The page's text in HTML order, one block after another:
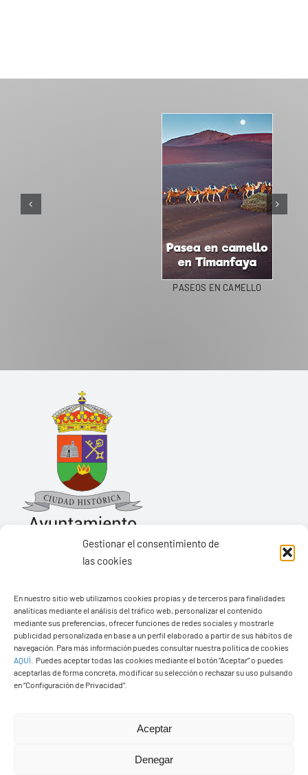
Gestionar el consentimiento de
las cookies
En nuestro sitio web utilizamos cookies propias y de terceros para finalidades
analíticas mediante el análisis del tráfico web, personalizar el contenido
mediante sus preferencias, ofrecer funciones de redes sociales y mostrarle
publicidad personalizada en base a un perfil elaborado a partir de sus hábitos de
navegación. Para más información puedes consultar nuestra política de cookies
AQUÍ
Puedes aceptar todas las cookies mediante el botón “Aceptar” o puedes
aceptarlas de forma concreta, modificar su selección o rechazar su uso pulsando
en “Configuración de Privacidad”.
Aceptar
Denegar
PASEOS EN CAMELLO
Pza. de Los Remedios, 1
35570 – Yaiza
Tel:928 83 62 20
© Copyright2026 Ayuntamiento de Yaiza - Todos los